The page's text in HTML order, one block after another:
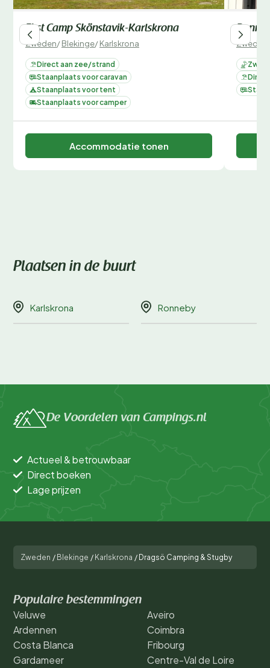
First Camp Skönstavik-Karlskrona
Zweden/Blekinge/Karlskrona
Direct aan zee/strand
Staanplaats voor caravan
Staanplaats voor tent
Staanplaats voor camper
Accommodatie tonen
Zweden
Plaatsen in de buurt
Karlskrona Ronneby
De Voordelen van Campings.nl
Actueel & betrouwbaar
Direct boeken
Lage prijzen
Zweden / Blekinge / Karlskrona / Dragsö Camping & Stugby
Populaire bestemmingen
Veluwe
Ardennen
Costa Blanca
Gardameer
Aveiro
Coimbra
Fribourg
Centre-Val de Loire